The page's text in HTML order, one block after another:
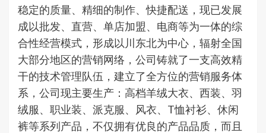
稳定的质量、精细的制作、快捷配送，现已发展
成以批发、直营、单店加盟、电商等为一体的综
合性经营模式，形成以川东北为中心，辐射全国
大部分地区的营销网络，公司铸就了一支高效精
干的技术管理队伍，建立了全方位的营销服务体
系，公司现主要生产：高档羊绒大衣、西装、羽
绒服、职业装、派克服、风衣、T恤衬衫、休闲
裤等系列产品，不仅拥有优良的产品品质，而且